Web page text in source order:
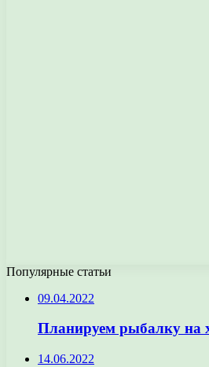
Популярные статьи
09.04.2022
Планируем рыбалку на
14.06.2022